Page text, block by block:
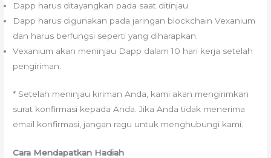
Dapp harus ditayangkan pada saat ditinjau.
Dapp harus digunakan pada jaringan blockchain Vexanium
dan harus berfungsi seperti yang diharapkan.
Vexanium akan meninjau Dapp dalam 10 hari kerja setelah
pengiriman.
* Setelah meninjau kiriman Anda, kami akan mengirimkan
surat konfirmasi kepada Anda. Jika Anda tidak menerima
email konfirmasi, jangan ragu untuk menghubungi kami.
Cara Mendapatkan Hadiah